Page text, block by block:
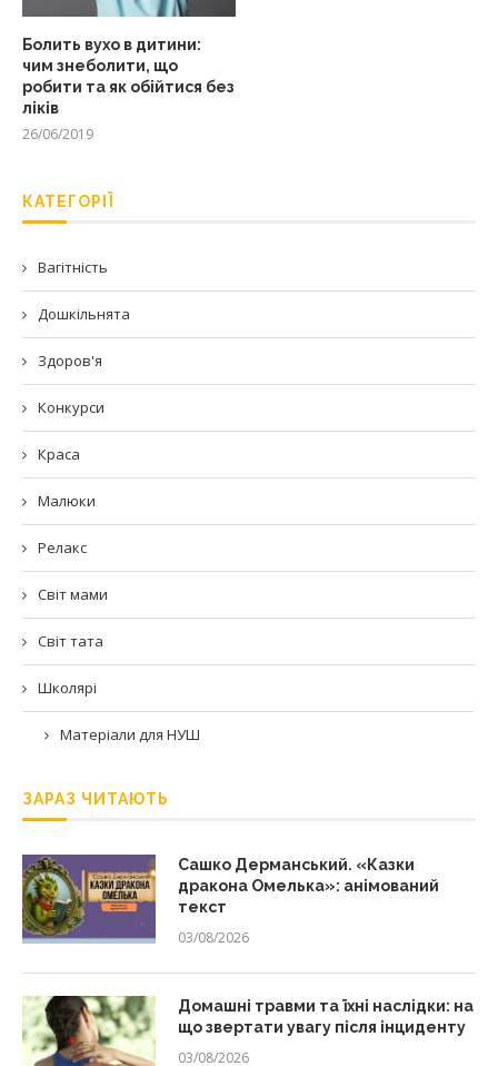
Болить вухо в дитини:
чим знеболити, що
робити та як обійтися без
ліків
26/06/2019
КАТЕГОРІЇ
Вагітність
Дошкільнята
Здоров'я
Конкурси
Краса
Малюки
Релакс
Світ мами
Світ тата
Школярі
Матеріали для НУШ
ЗАРАЗ ЧИТАЮТЬ
Сашко Дерманський. «Казки
дракона Омелька»: анімований
текст
03/08/2026
Домашні травми та їхні наслідки: на
що звертати увагу після інциденту
03/08/2026